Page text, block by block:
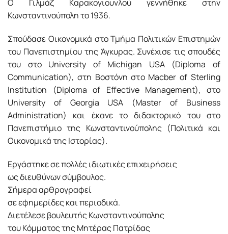
Ο Γιλμάζ Καρακογιουνλού γεννήθηκε στην
Κωνσταντινούπολη το 1936.
Σπούδασε Οικονομικά στο Τμήμα Πολιτικών Επιστημών
του Πανεπιστημίου της Άγκυρας. Συνέχισε τις σπουδές
του στο University of Michigan USA (Diploma of
Communication), στη Βοστόνη στο Macber of Sterling
Institution (Diploma of Effective Management), στο
University of Georgia USA (Master of Business
Administration) και έκανε το διδακτορικό του στο
Πανεπιστήμιο της Κωνσταντινούπολης (Πολιτικά και
Οικονομικά της Ιστορίας).
Εργάστηκε σε πολλές ιδιωτικές επιχειρήσεις
ως διευθύνων σύμβουλος.
Σήμερα αρθρογραφεί
σε εφημερίδες και περιοδικά.
Διετέλεσε βουλευτής Κωνσταντινούπολης
του Κόμματος της Μητέρας Πατρίδας